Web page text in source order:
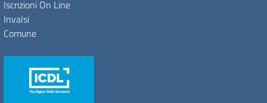
Iscrizioni On Line
Invalsi
Comune